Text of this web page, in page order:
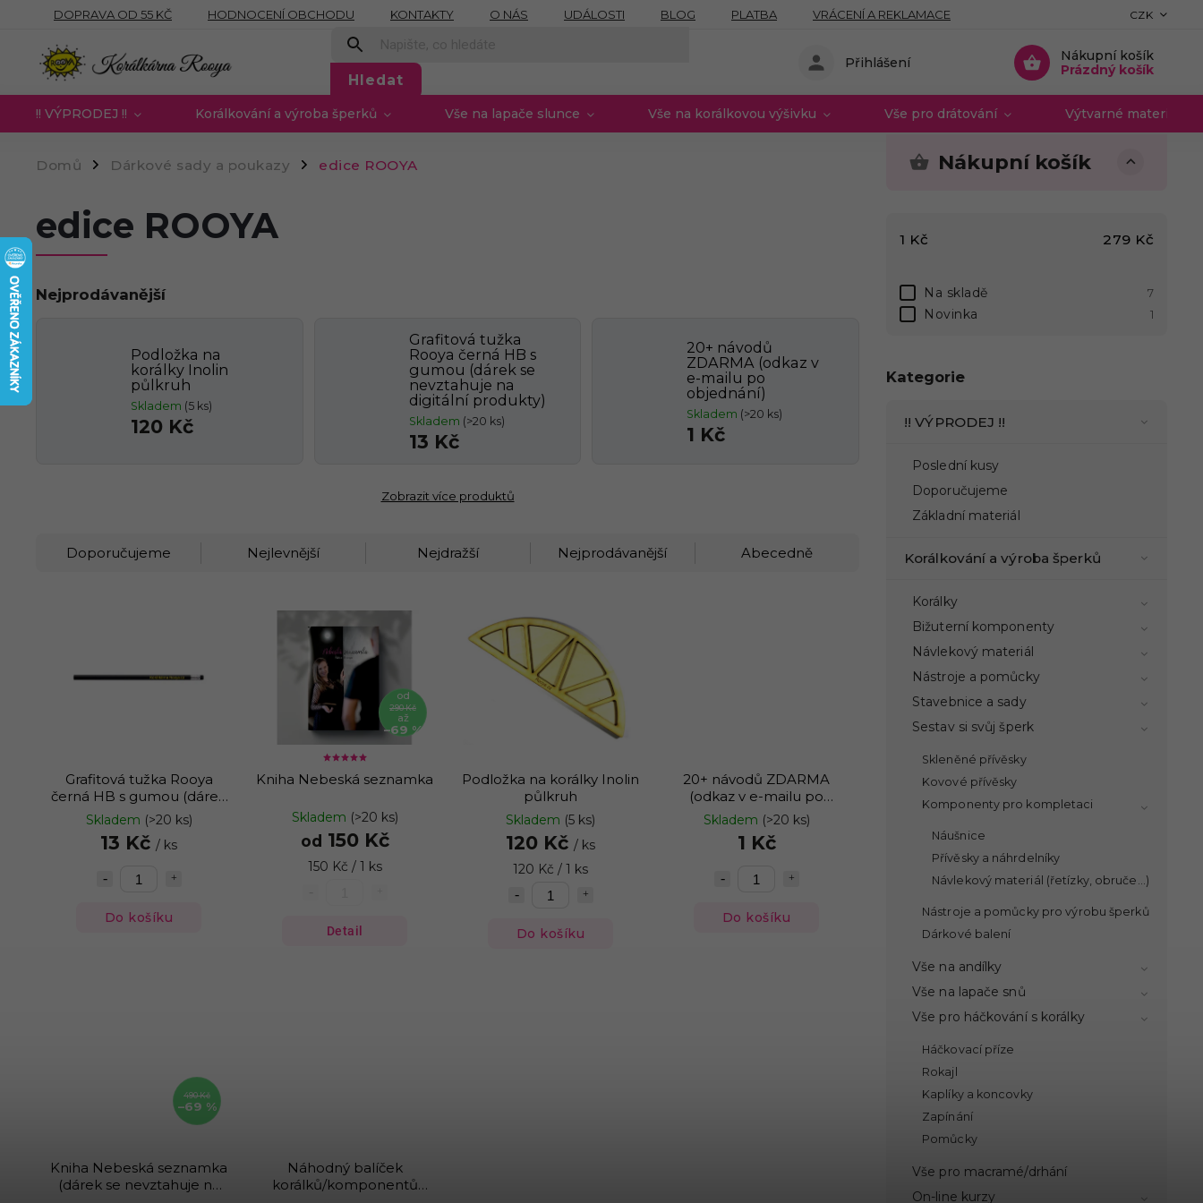
DOPRAVA OD 55 KČ HODNOCENÍ OBCHODU KONTAKTY O NÁS UDÁLOSTI BLOG PLATBA
VRÁCENÍ A REKLAMACE
PODMÍNKY OCHRANY OSOBNÍCH ÚDAJŮ
CZK
Hledat
Nákupní košík
Prázdný košík
Přihlášení
!! VÝPRODEJ !! Korálkování a výroba šperků Vše na lapače slunce Vše na korálkovou výšivku Vše pro drátování Výtvarné materiály a
Domů / Dárkové sady a poukazy / edice ROOYA Nákupní košík
1 Kč 279 Kč
Na skladě 7
Novinka 1
Kategorie
!! VÝPRODEJ !!
Poslední kusy
Doporučujeme
Základní materiál
Korálkování a výroba šperků
Korálky
Bižuterní komponenty
Návlekový materiál
Nástroje a pomůcky
Stavebnice a sady
Sestav si svůj šperk
Skleněné přívěsky
Kovové přívěsky
Komponenty pro kompletaci
Náušnice
Přívěsky a náhrdelníky
Návlekový materiál (řetízky, obruče...)
Nástroje a pomůcky pro výrobu šperků
Dárkové balení
Vše na andílky
Vše na lapače snů
Vše pro háčkování s korálky
Háčkovací příze
Rokajl
Kaplíky a koncovky
Zapínání
Pomůcky
Vše pro macramé/drhání
On-line kurzy
edice ROOYA
Nejprodávanější
Podložka na
korálky Inolin
půlkruh
Skladem (5 ks)
120 Kč
Grafitová tužka
Rooya černá HB s
gumou (dárek se
nevztahuje na
digitální produkty)
Skladem (>20 ks)
13 Kč
20+ návodů
ZDARMA (odkaz v
e-mailu po
objednání)
Skladem (>20 ks)
1 Kč
Zobrazit více produktů
Doporučujeme Nejlevnější Nejdražší Nejprodávanější Abecedně
Grafitová tužka Rooya
černá HB s gumou (dárek
se nevztahuje na digitální
produkty)
Skladem (>20 ks)
13 Kč / ks
Do košíku
od
290 Kč
až
–69 %
Kniha Nebeská seznamka
Skladem (>20 ks)
od 150 Kč
150 Kč / 1 ks
Detail
Podložka na korálky Inolin
půlkruh
Skladem (5 ks)
120 Kč / ks
120 Kč / 1 ks
Do košíku
20+ návodů ZDARMA
(odkaz v e-mailu po
objednání)
Skladem (>20 ks)
1 Kč
Do košíku
490 Kč
–69 %
Kniha Nebeská seznamka
(dárek se nevztahuje na
Náhodný balíček
korálků/komponentů